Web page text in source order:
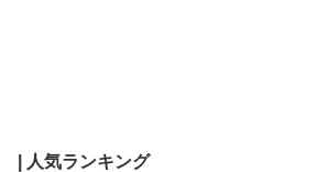
| 人気ランキング